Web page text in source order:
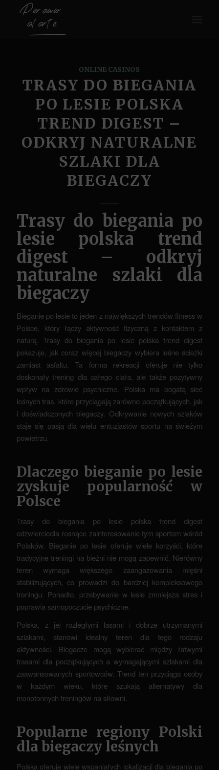
ONLINE CASINOS
TRASY DO BIEGANIA
PO LESIE POLSKA
TREND DIGEST –
ODKRYJ NATURALNE
SZLAKI DLA
BIEGACZY
Trasy do biegania po
lesie polska trend
digest – odkryj
naturalne szlaki dla
biegaczy
Bieganie po lesie to jeden z największych trendów fitness w
Polsce, który łączy aktywność fizyczną z kontaktem z
naturą. Trasy do biegania po lesie polska trend digest
pokazuje, jak coraz więcej biegaczy wybiera leśne ścieżki
zamiast asfaltu. Ta forma rekreacji oferuje nie tylko
doskonały trening dla całego ciała, ale także pozytywny
wpływ na zdrowie psychiczne. Polska ma bogatą sieć
leśnych tras, które przyciągają zarówno początkujących, jak
i doświadczonych biegaczy. Odkrywanie nowych szlaków
staje się pasją dla wielu entuzjastów sportu na świeżym
powietrzu.
Dlaczego bieganie po lesie
zyskuje popularność w
Polsce
Trasy do biegania po lesie polska trend digest
odzwierciedla rosnące zainteresowanie tym sportem wśród
Polaków. Bieganie po lesie oferuje wiele korzyści, które
tradycyjne treningi na bieżni nie mogą zapewnić. Nierówny
teren wymaga większego zaangażowania mięśni
stabilizujących, co prowadzi do bardziej kompleksowego
treningu. Ponadto, przebywanie w lesie zmniejsza stres i
poprawia samopoczucie psychiczne.
Polska, z jej rozległymi lasami i dobrze utrzymanymi
szlakami, stanowi idealny teren dla tego rodzaju
aktywności. Biegacze mogą wybierać między łatwymi
trasami dla początkujących a wymagającymi szlakami dla
zaawansowanych sportowców. Trend ten przyciąga osoby
w każdym wieku, które szukają alternatywy dla
monotonnych treningów na siłowni.
Popularne regiony Polski
dla biegaczy leśnych
Polska oferuje wiele wspaniałych lokalizacji dla biegania po